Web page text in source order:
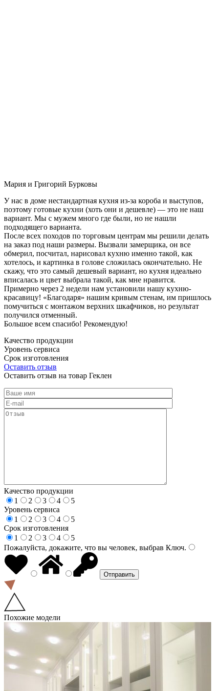
Мария и Григорий Бурковы
У нас в доме нестандартная кухня из-за короба и выступов,
поэтому готовые кухни (хоть они и дешевле) — это не наш
вариант. Мы с мужем много где были, но не нашли
подходящего варианта.
После всех походов по торговым центрам мы решили делать
на заказ под наши размеры. Вызвали замерщика, он все
обмерил, посчитал, нарисовал кухню именно такой, как
хотелось, и картинка в голове сложилась окончательно. Не
скажу, что это самый дешевый вариант, но кухня идеально
вписалась и цвет выбрала такой, как мне нравится.
Примерно через 2 недели нам установили нашу кухню-
красавицу! «Благодаря» нашим кривым стенам, им пришлось
помучиться с монтажом верхних шкафчиков, но результат
получился отменный.
Большое всем спасибо! Рекомендую!
Качество продукции
Уровень сервиса
Срок изготовления
Оставить отзыв
Оставить отзыв на товар Геклен
Качество продукции
1
2 3 4
5
Уровень сервиса
1
2 3 4
5
Срок изготовления
1
2 3 4
5
Пожалуйста, докажите, что вы человек, выбрав Ключ.
Похожие модели